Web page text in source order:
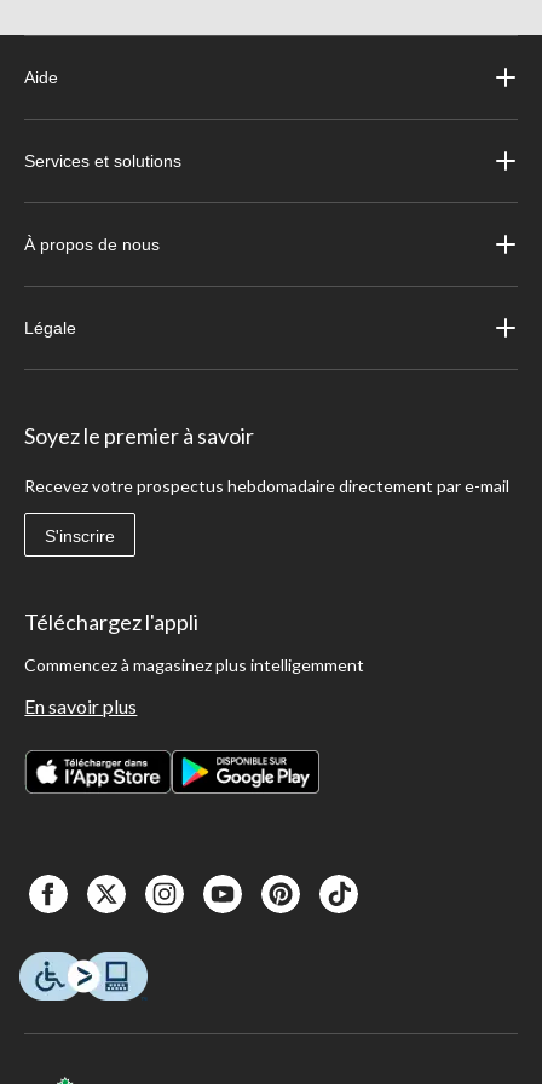
Aide
Services et solutions
À propos de nous
Légale
Soyez le premier à savoir
Recevez votre prospectus hebdomadaire directement par e-mail
S'inscrire
Téléchargez l'appli
Commencez à magasinez plus intelligemment
En savoir plus